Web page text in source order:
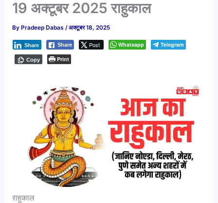
19 अक्टूबर 2025 राहुकाल
By Pradeep Dabas/अक्टूबर 18, 2025
Share Post
Share Whatsapp Telegram
Copy Print
राहुकाल